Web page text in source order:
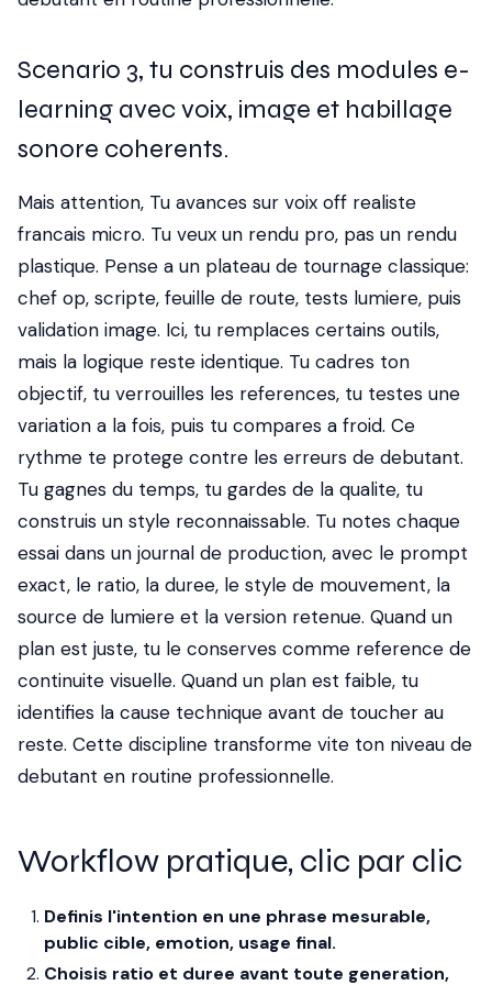
Scenario 3, tu construis des modules e-
learning avec voix, image et habillage
sonore coherents.
Mais attention, Tu avances sur voix off realiste
francais micro. Tu veux un rendu pro, pas un rendu
plastique. Pense a un plateau de tournage classique:
chef op, scripte, feuille de route, tests lumiere, puis
validation image. Ici, tu remplaces certains outils,
mais la logique reste identique. Tu cadres ton
objectif, tu verrouilles les references, tu testes une
variation a la fois, puis tu compares a froid. Ce
rythme te protege contre les erreurs de debutant.
Tu gagnes du temps, tu gardes de la qualite, tu
construis un style reconnaissable. Tu notes chaque
essai dans un journal de production, avec le prompt
exact, le ratio, la duree, le style de mouvement, la
source de lumiere et la version retenue. Quand un
plan est juste, tu le conserves comme reference de
continuite visuelle. Quand un plan est faible, tu
identifies la cause technique avant de toucher au
reste. Cette discipline transforme vite ton niveau de
debutant en routine professionnelle.
Workflow pratique, clic par clic
Definis l'intention en une phrase mesurable,
public cible, emotion, usage final.
Choisis ratio et duree avant toute generation,